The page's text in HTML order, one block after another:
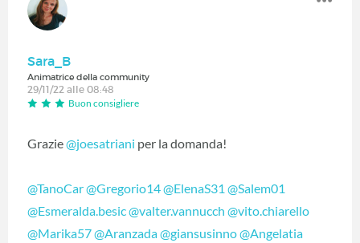
Sara_B
Animatrice della community
29/11/22 alle 08:48
Buon consigliere
Grazie@joesatriani per la domanda!
@TanoCar@Gregorio14@ElenaS31 @Salem01
@Esmeralda.besic@valter.vannucch @vito.chiarello
@Marika57@Aranzada@giansusinno@Angelatia